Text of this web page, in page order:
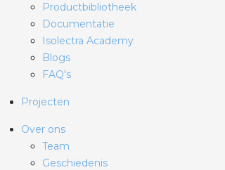
Productbibliotheek
Documentatie
Isolectra Academy
Blogs
FAQ's
Projecten
Over ons
Team
Geschiedenis